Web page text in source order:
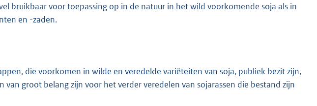
bruikbaar voor toepassing op in de natuur in het wild voorkomende soja als in
en -zaden.
die voorkomen in wilde en veredelde variëteiten van soja, publiek bezit zijn,
van groot belang zijn voor het verder veredelen van sojarassen die bestand zijn